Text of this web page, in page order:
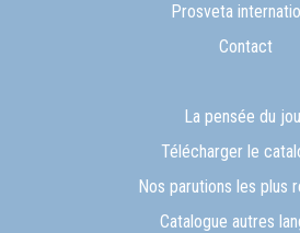
Prosveta
Contact
La pensée du
Télécharger le
Nos parutions les plus
Catalogue autres